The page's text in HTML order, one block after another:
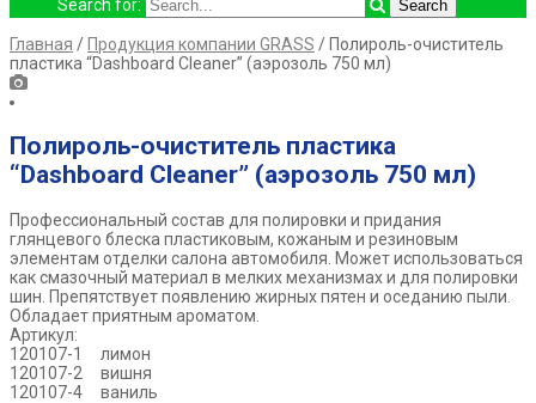
Search for:
Главная / Продукция компании GRASS / Полироль-очиститель
пластика “Dashboard Cleaner” (аэрозоль 750 мл)
Полироль-очиститель пластика
“Dashboard Cleaner” (аэрозоль 750 мл)
Профессиональный состав для полировки и придания
глянцевого блеска пластиковым, кожаным и резиновым
элементам отделки салона автомобиля. Может использоваться
как смазочный материал в мелких механизмах и для полировки
шин. Препятствует появлению жирных пятен и оседанию пыли.
Обладает приятным ароматом.
Артикул:
120107-1 лимон
120107-2 вишня
120107-4 ваниль